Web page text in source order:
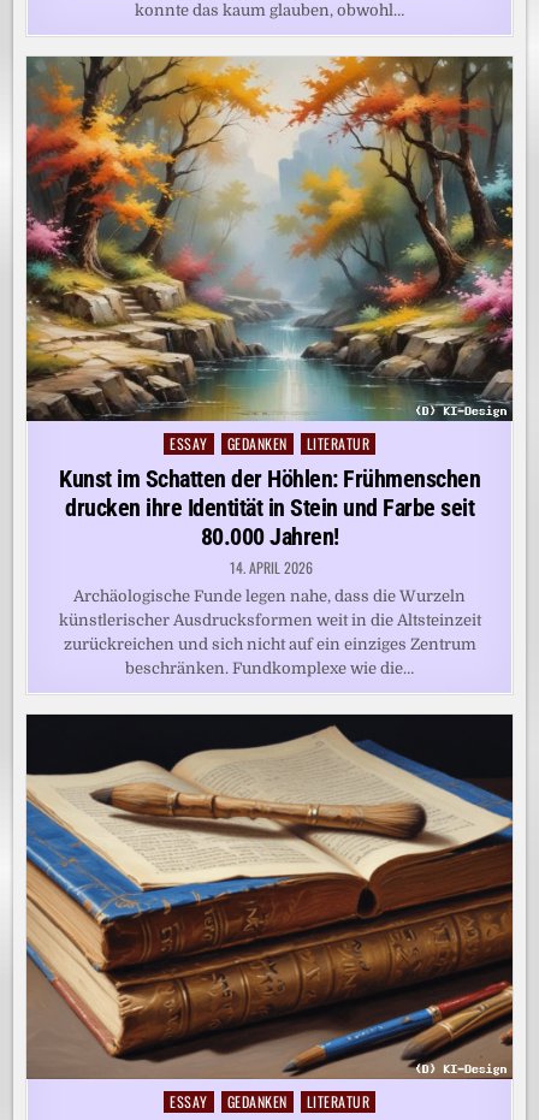
konnte das kaum glauben, obwohl…
Posted
in
ESSAY GEDANKEN LITERATUR
Kunst im Schatten der Höhlen: Frühmenschen
drucken ihre Identität in Stein und Farbe seit
80.000 Jahren!
14. APRIL 2026
Archäologische Funde legen nahe, dass die Wurzeln
künstlerischer Ausdrucksformen weit in die Altsteinzeit
zurückreichen und sich nicht auf ein einziges Zentrum
beschränken. Fundkomplexe wie die…
Posted
ESSAY GEDANKEN LITERATUR